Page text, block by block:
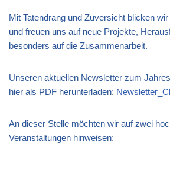
Mit Tatendrang und Zuversicht blicken
und freuen uns auf neue Projekte,
besonders auf die Zusammenarbeit.
Unseren aktuellen Newsletter zum
hier als PDF herunterladen:
An dieser Stelle möchten wir auf zwei
Veranstaltungen hinweisen: